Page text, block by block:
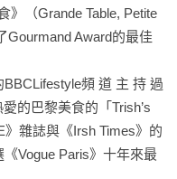
》（Grande Table, Petite
Gourmand Award的最佳
頻 道 主 持 過
的巴黎美食的「Trish’s
雜誌與《Irsh Times》的
Vogue Paris》十年來最